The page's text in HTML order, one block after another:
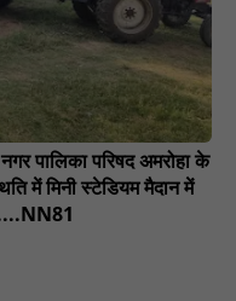
पालिका परिषद अमरोहा के